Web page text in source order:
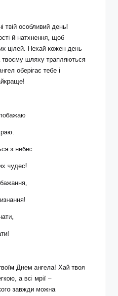
твій особливий день!
й натхнення, щоб
цілей. Нехай кожен день
твоєму шляху трапляються
оберігає тебе і
раю.
з небес
чудес!
Днем ангела! Хай твоя
а всі мрії –
завжди можна